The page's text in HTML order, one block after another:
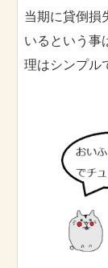
当期に貸倒損
いるという事
理はシンプル